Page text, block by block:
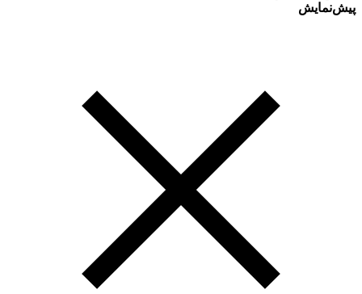
پیش‌نمایش